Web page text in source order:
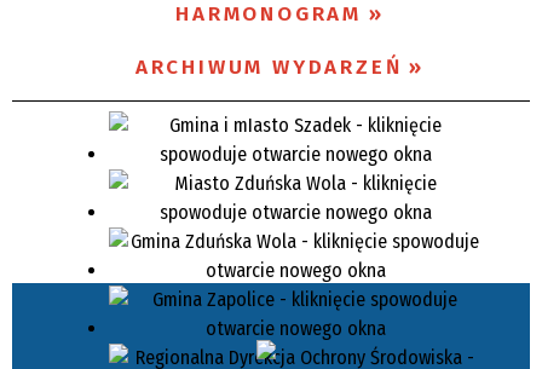
HARMONOGRAM
ARCHIWUM WYDARZEŃ